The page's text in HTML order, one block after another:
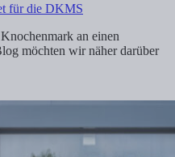
für die DKMS
an einen
möchten wir näher darüber